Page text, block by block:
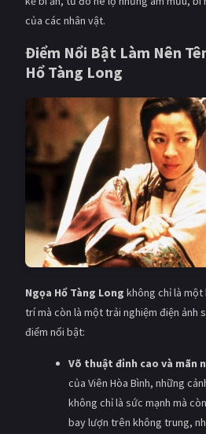
của các nhân vật.
Điểm Nổi Bật Làm Nên
Hổ Tàng Long
Ngọa Hổ Tàng Long không chỉ là một
trí mà còn là một trải nghiệm điện ảnh
điểm nổi bật:
Võ thuật đỉnh cao và mãn
của Viên Hòa Bình, những
không chỉ là sức mạnh mà
bay lượn trên không trung,